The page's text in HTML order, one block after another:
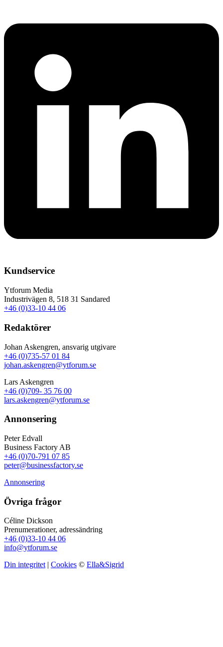
Kundservice
Ytforum Media
Industrivägen 8, 518 31 Sandared
+46 (0)33-10 44 06
Redaktörer
Johan Askengren, ansvarig utgivare
+46 (0)735-57 01 84
johan.askengren@ytforum.se
Lars Askengren
+46 (0)709- 35 76 00
lars.askengren@ytforum.se
Annonsering
Peter Edvall
Business Factory AB
+46 (0)70-791 07 85
peter@businessfactory.se
Annonsering
Övriga frågor
Céline Dickson
Prenumerationer, adressändring
+46 (0)33-10 44 06
info@ytforum.se
Din integritet | Cookies © Ella&Sigrid